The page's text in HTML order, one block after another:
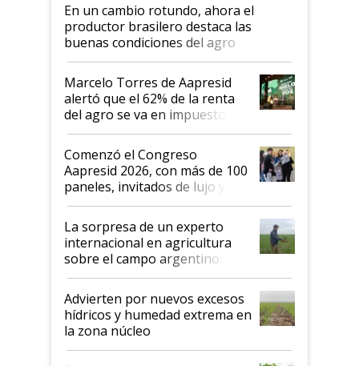
En un cambio rotundo, ahora el
productor brasilero destaca las
buenas condiciones del agro
argentino para invertir: "Los veo
más motivados"
Marcelo Torres de Aapresid
alertó que el 62% de la renta
del agro se va en impuestos:
"No es bueno que en
Argentina se sigan discutiendo
las mismas cosas de hace 50
años"
Comenzó el Congreso
Aapresid 2026, con más de 100
paneles, invitados de lujo y
todas las tendencias
La sorpresa de un experto
internacional en agricultura
sobre el campo argentino:
"Estoy muy impresionado"
Advierten por nuevos excesos
hídricos y humedad extrema en
la zona núcleo